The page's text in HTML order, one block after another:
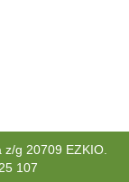
z/g 20709 EZKIO.
107